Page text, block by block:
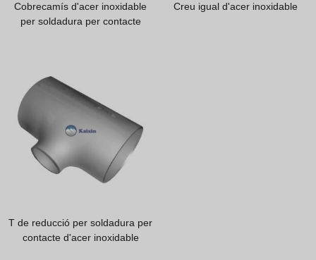
Cobrecamís d'acer inoxidable
per soldadura per contacte
Creu igual d'acer inoxidable
T de reducció per soldadura per
contacte d'acer inoxidable